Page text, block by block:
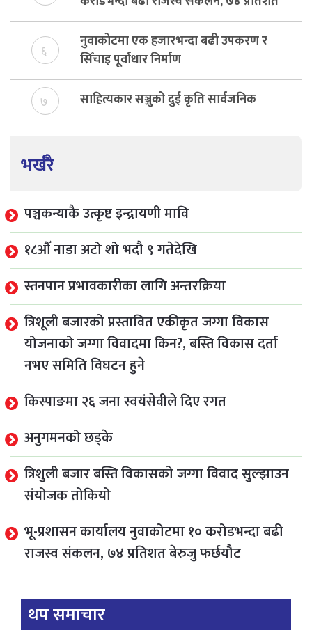
बेरुजु फर्छयौट
६
नुवाकोटमा एक हजारभन्दा बढी उपकरण र
सिँचाइ पूर्वाधार निर्माण
७ साहित्यकार सञ्जुको दुई कृति सार्वजनिक
भर्खरै
पञ्चकन्याकै उत्कृष्ट इन्द्रायणी मावि
१८औँ नाडा अटो शो भदौ ९ गतेदेखि
स्तनपान प्रभावकारीका लागि अन्तरक्रिया
त्रिशूली बजारको प्रस्तावित एकीकृत जग्गा विकास
योजनाको जग्गा विवादमा किन?, बस्ति विकास दर्ता
नभए समिति विघटन हुने
किस्पाङमा २६ जना स्वयंसेवीले दिए रगत
अनुगमनको छड्के
त्रिशुली बजार बस्ति विकासको जग्गा विवाद सुल्झाउन
संयोजक तोकियो
भू-प्रशासन कार्यालय नुवाकोटमा १० करोडभन्दा बढी
राजस्व संकलन, ७४ प्रतिशत बेरुजु फर्छयौट
थप समाचार